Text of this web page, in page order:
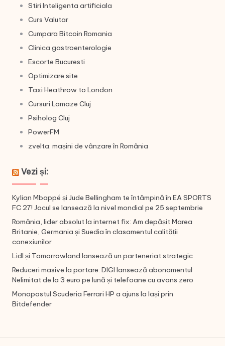
Stiri Inteligenta artificiala
Curs Valutar
Cumpara Bitcoin Romania
Clinica gastroenterologie
Escorte Bucuresti
Optimizare site
Taxi Heathrow to London
Cursuri Lamaze Cluj
Psiholog Cluj
PowerFM
zvelta: mașini de vânzare în România
Vezi și:
Kylian Mbappé și Jude Bellingham te întâmpină în EA SPORTS
FC 27! Jocul se lansează la nivel mondial pe 25 septembrie
România, lider absolut la internet fix: Am depășit Marea
Britanie, Germania și Suedia în clasamentul calității
conexiunilor
Lidl și Tomorrowland lansează un parteneriat strategic
Reduceri masive la portare: DIGI lansează abonamentul
Nelimitat de la 3 euro pe lună și telefoane cu avans zero
Monopostul Scuderia Ferrari HP a ajuns la Iași prin
Bitdefender